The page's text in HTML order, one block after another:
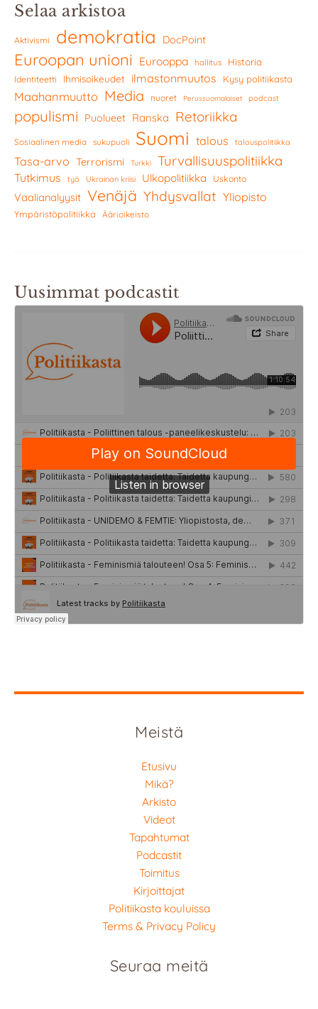
Selaa arkistoa
Aktivismi demokratia DocPoint
Euroopan unioni Eurooppa hallitus Historia
Identiteetti Ihmisoikeudet ilmastonmuutos Kysy politiikasta
Maahanmuutto Media nuoret Perussuomalaiset podcast
populismi Puolueet Ranska Retoriikka
Sosiaalinen media sukupuoli Suomi talous talouspolitiikka
Tasa-arvo Terrorismi Turkki Turvallisuuspolitiikka
Tutkimus työ Ukrainan kriisi Ulkopolitiikka Uskonto
Vaalianalyysit Venäjä Yhdysvallat Yliopisto
Ympäristöpolitiikka Äärioikeisto
Uusimmat podcastit
Meistä
Etusivu
Mikä?
Arkisto
Videot
Tapahtumat
Podcastit
Toimitus
Kirjoittajat
Politiikasta kouluissa
Terms & Privacy Policy
Seuraa meitä